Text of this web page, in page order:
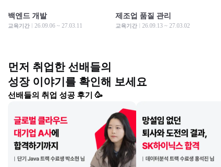
모집 중
모집 중
백엔드 개발
교육기간 26.09.06 ~ 27.03.11
모집 중
모집 중
제조업 품질 관리
교육기간 26.09.13 ~ 27.03.02
먼저 취업한 선배들의
성장 이야기를 확인해 보세요
선배들의 취업 성공 후기 🥳